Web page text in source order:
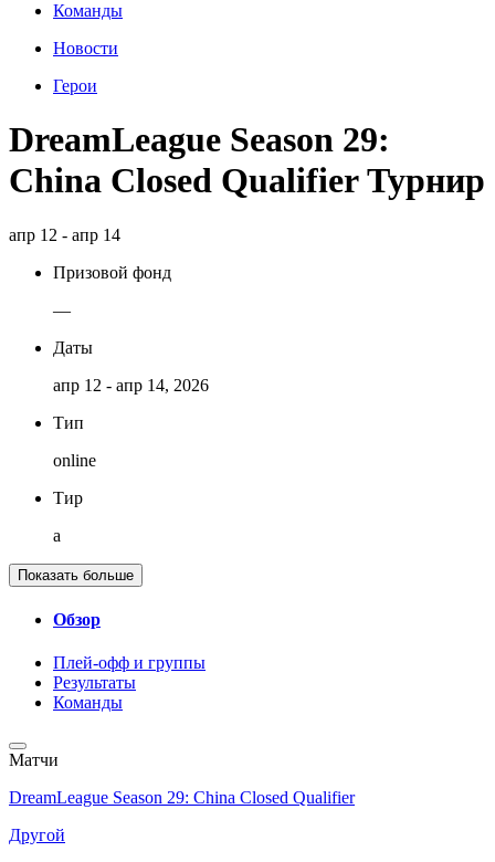
Команды
Новости
Герои
DreamLeague Season 29:
China Closed Qualifier Турнир
апр 12 - апр 14
Призовой фонд
—
Даты
апр 12 - апр 14, 2026
Тип
online
Тир
a
Показать больше
Обзор
Плей-офф и группы
Результаты
Команды
Матчи
DreamLeague Season 29: China Closed Qualifier
Другой